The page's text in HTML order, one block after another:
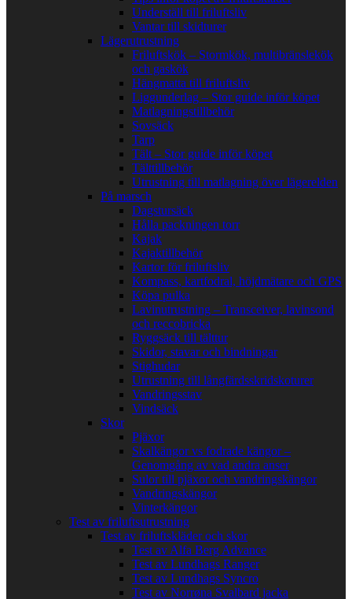
Underställ till friluftsliv
Vantar till skidturer
Lägerutrustning
Friluftskök – Stormkök, multibränslekök
och gaskök
Hängmatta till friluftsliv
Liggunderlag – Stor guide inför köpet
Matlagningstillbehör
Sovsäck
Tarp
Tält – Stor guide inför köpet
Tälttillbehör
Utrustning till matlagning över lägerelden
På marsch
Dagstursäck
Hålla packningen torr
Kajak
Kajaktillbehör
Kartor för friluftsliv
Kompass, kartfodral, höjdmätare och GPS
Köpa pulka
Lavinutrustning – Transceiver, lavinsond
och reccobricka
Ryggsäck till tälttur
Skidor, stavar och bindningar
Stighudar
Utrustning till långfärdsskridskoturer
Vandringsstav
Vindsäck
Skor
Pjäxor
Skalkängor vs fodrade kängor –
Genomgång av vad andra anser
Sulor till pjäxor och vandringskängor
Vandringskängor
Vinterkängor
Test av friluftsutrustning
Test av friluftskläder och skor
Test av Alfa Berg Advance
Test av Lundhags Ranger
Test av Lundhags Syncro
Test av Norrøna Svalbard jacka